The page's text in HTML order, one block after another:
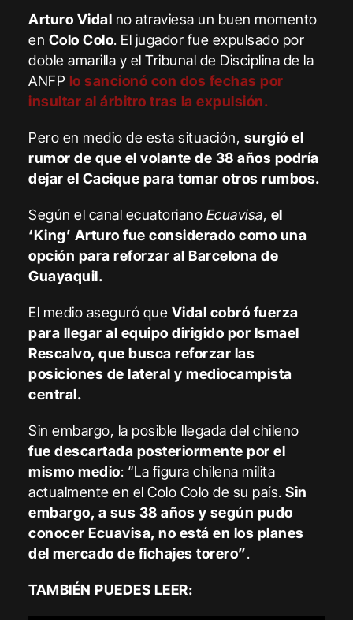
Arturo Vidal no atraviesa un buen momento
en Colo Colo. El jugador fue expulsado por
doble amarilla y el Tribunal de Disciplina de la
ANFP lo sancionó con dos fechas por
insultar al árbitro tras la expulsión.
Pero en medio de esta situación, surgió el
rumor de que el volante de 38 años podría
dejar el Cacique para tomar otros rumbos.
Según el canal ecuatoriano Ecuavisa, el
‘King’ Arturo fue considerado como una
opción para reforzar al Barcelona de
Guayaquil.
El medio aseguró que Vidal cobró fuerza
para llegar al equipo dirigido por Ismael
Rescalvo, que busca reforzar las
posiciones de lateral y mediocampista
central.
Sin embargo, la posible llegada del chileno
fue descartada posteriormente por el
mismo medio: “La figura chilena milita
actualmente en el Colo Colo de su país.Sin
embargo, a sus 38 años y según pudo
conocer Ecuavisa, no está en los planes
del mercado de fichajes torero”.
TAMBIÉN PUEDES LEER: